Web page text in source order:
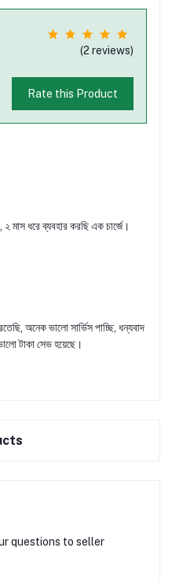
(2 reviews)
Rate this Product
মাস ধরে ব্যবহার করছি এক চার্জে।
অনেক ভালো সার্ভিস পাচ্ছি, ধন্যবাদ
টাকা সেভ হয়েছে।
questions to seller